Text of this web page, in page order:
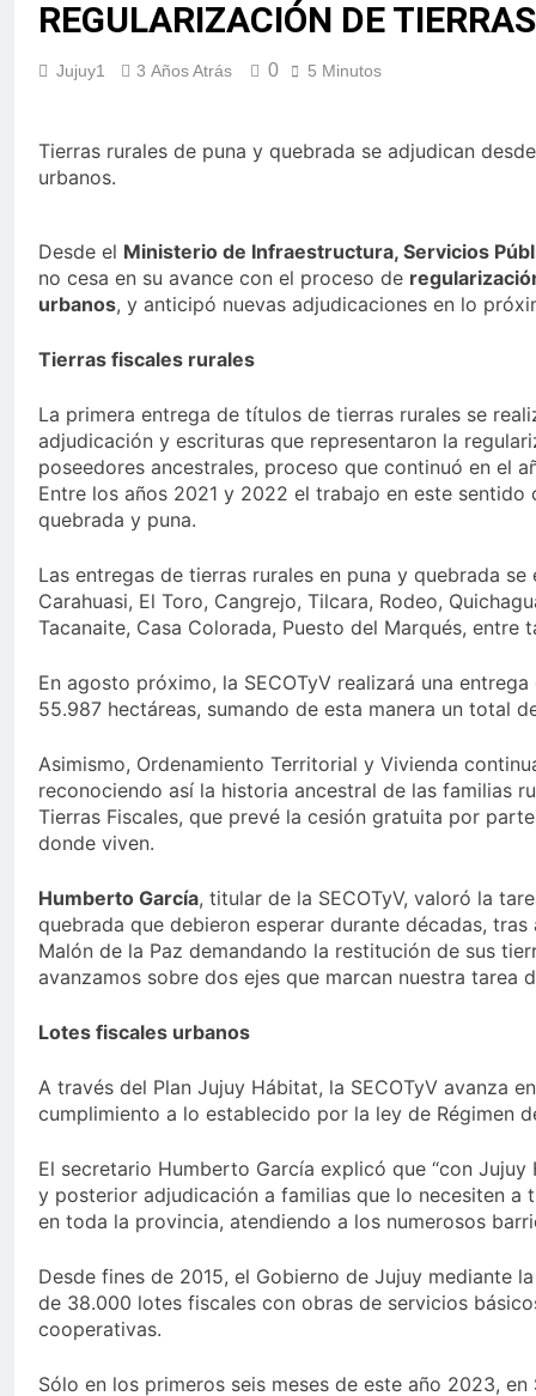
REGULARIZACIÓN DE
Jujuy1 3 Años Atrás 0 5 Minutos
Tierras rurales de puna y quebrada se adjudican
urbanos.
Desde el Ministerio de Infraestructura, Servicios
no cesa en su avance con el proceso de
urbanos, y anticipó nuevas adjudicaciones en lo
Tierras fiscales rurales
La primera entrega de títulos de tierras rurales se
adjudicación y escrituras que representaron la
poseedores ancestrales, proceso que continuó en el
Entre los años 2021 y 2022 el trabajo en este
quebrada y puna.
Las entregas de tierras rurales en puna y quebrada
Carahuasi, El Toro, Cangrejo, Tilcara, Rodeo,
Tacanaite, Casa Colorada, Puesto del Marqués, entre
En agosto próximo, la SECOTyV realizará una
55.987 hectáreas, sumando de esta manera un total
Asimismo, Ordenamiento Territorial y Vivienda
reconociendo así la historia ancestral de las familias
Tierras Fiscales, que prevé la cesión gratuita por
donde viven.
Humberto García, titular de la SECOTyV, valoró la
quebrada que debieron esperar durante décadas,
Malón de la Paz demandando la restitución de sus
avanzamos sobre dos ejes que marcan nuestra
Lotes fiscales urbanos
A través del Plan Jujuy Hábitat, la SECOTyV avanza
cumplimiento a lo establecido por la ley de Régimen
El secretario Humberto García explicó que “con
y posterior adjudicación a familias que lo necesiten
en toda la provincia, atendiendo a los numerosos
Desde fines de 2015, el Gobierno de Jujuy mediante
de 38.000 lotes fiscales con obras de servicios
cooperativas.
Sólo en los primeros seis meses de este año 2023,